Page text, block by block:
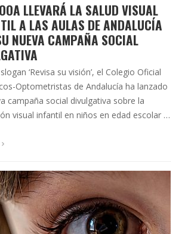
LLEVARÁ LA SALUD VISUAL
A LAS AULAS DE ANDALUCÍA
NUEVA CAMPAÑA SOCIAL
‘Revisa su visión’, el Colegio Oficial
Optometristas de Andalucía ha lanzado
campaña social divulgativa sobre la
visual infantil en niños en edad escolar y
sobre los problemas de aprendizaje
se divulgará, por un …